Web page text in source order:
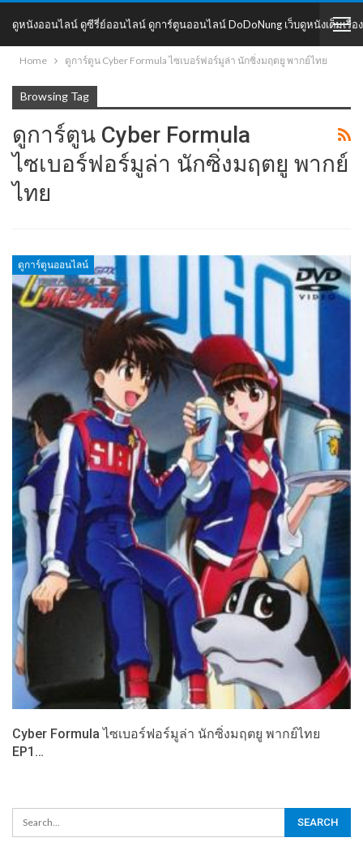
ดูหนังออนไลน์ ดูซีรี่ย์ออนไลน์ ดูการ์ตูนออนไลน์ DoDoNung เว็บดูหนังเต็มเรื่อง
DoDoNung
Home ดูการ์ตูน Cyber Formula ไซเบอร์ฟอร์มูล่า นักซิ่งมฤตยู พากย์ไทย
Browsing Tag
ดูการ์ตูน Cyber Formula
ไซเบอร์ฟอร์มูล่า นักซิ่งมฤตยู พากย์
ไทย
ดูการ์ตูนออนไลน์
Cyber Formula ไซเบอร์ฟอร์มูล่า นักซิ่งมฤตยู พากย์ไทย
EP1…